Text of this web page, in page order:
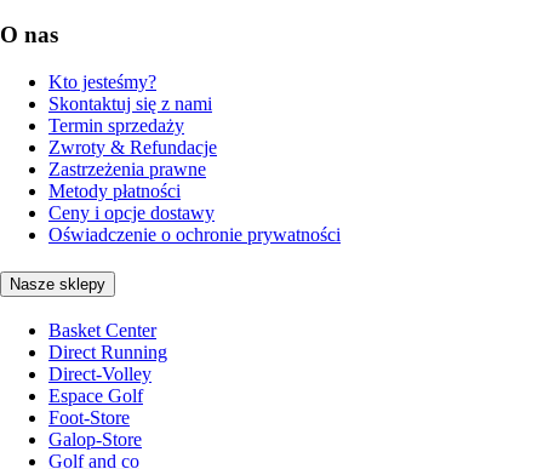
O nas
Kto jesteśmy?
Skontaktuj się z nami
Termin sprzedaży
Zwroty & Refundacje
Zastrzeżenia prawne
Metody płatności
Ceny i opcje dostawy
Oświadczenie o ochronie prywatności
Nasze sklepy
Basket Center
Direct Running
Direct-Volley
Espace Golf
Foot-Store
Galop-Store
Golf and co